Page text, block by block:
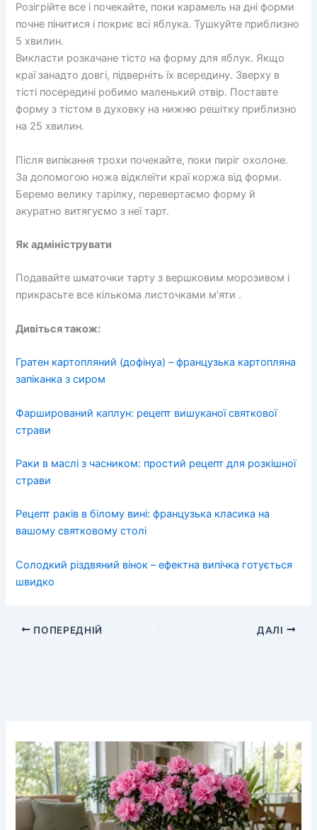
Розігрійте все і почекайте, поки карамель на дні форми
почне пінитися і покриє всі яблука. Тушкуйте приблизно
5 хвилин.
Викласти розкачане тісто на форму для яблук. Якщо
краї занадто довгі, підверніть їх всередину. Зверху в
тісті посередині робимо маленький отвір. Поставте
форму з тістом в духовку на нижню решітку приблизно
на 25 хвилин.
Після випікання трохи почекайте, поки пиріг охолоне.
За допомогою ножа відклеїти краї коржа від форми.
Беремо велику тарілку, перевертаємо форму й
акуратно витягуємо з неї тарт.
Як адмініструвати
Подавайте шматочки тарту з вершковим морозивом і
прикрасьте все кількома листочками м’яти .
Дивіться також:
Гратен картопляний (дофінуа) – французька картопляна
запіканка з сиром
Фарширований каплун: рецепт вишуканої святкової
страви
Раки в маслі з часником: простий рецепт для розкішної
страви
Рецепт раків в білому вині: французька класика на
вашому святковому столі
Солодкий різдвяний вінок – ефектна випічка готується
швидко
ПОПЕРЕДНІЙ ДАЛІ